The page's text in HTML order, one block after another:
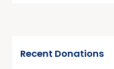
Recent Donations